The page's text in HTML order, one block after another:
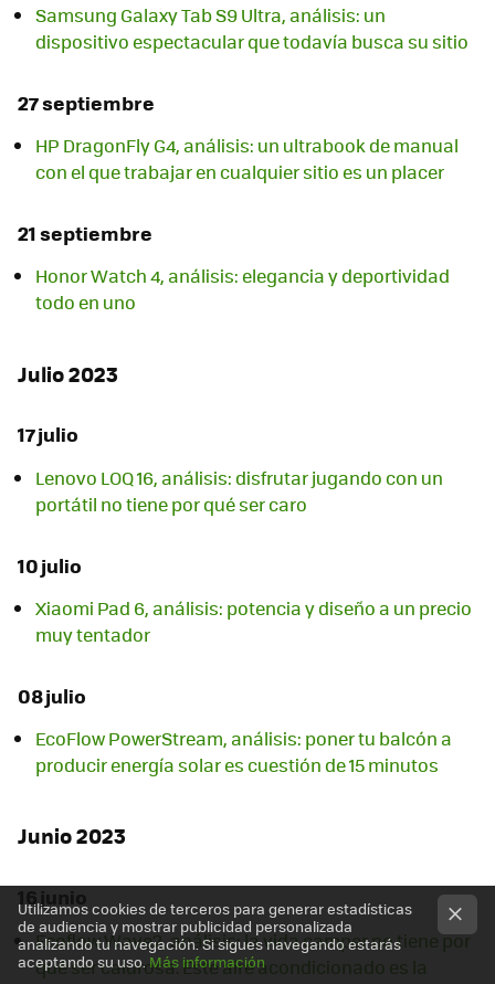
Samsung Galaxy Tab S9 Ultra, análisis: un
dispositivo espectacular que todavía busca su sitio
27 septiembre
HP DragonFly G4, análisis: un ultrabook de manual
con el que trabajar en cualquier sitio es un placer
21 septiembre
Honor Watch 4, análisis: elegancia y deportividad
todo en uno
Julio 2023
17 julio
Lenovo LOQ 16, análisis: disfrutar jugando con un
portátil no tiene por qué ser caro
10 julio
Xiaomi Pad 6, análisis: potencia y diseño a un precio
muy tentador
08 julio
EcoFlow PowerStream, análisis: poner tu balcón a
producir energía solar es cuestión de 15 minutos
Junio 2023
16 junio
Ecoflow Wave2, análisis: la vida camper no tiene por
qué ser calurosa. Este aire acondicionado es la
Utilizamos cookies de terceros para generar estadísticas
de audiencia y mostrar publicidad personalizada
analizando tu navegación. Si sigues navegando estarás
aceptando su uso.Más información